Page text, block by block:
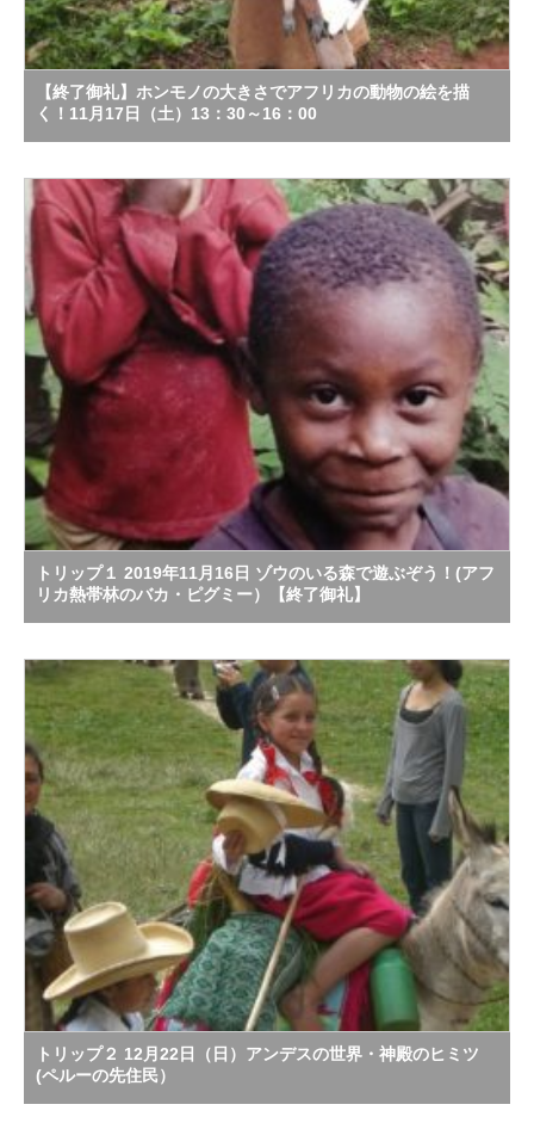
【終了御礼】ホンモノの大きさでアフリカの動物の絵を描
く！11月17日（土）13：30～16：00
トリップ１ 2019年11月16日 ゾウのいる森で遊ぶぞう！(アフ
リカ熱帯林のバカ・ピグミー）【終了御礼】
トリップ２ 12月22日（日）アンデスの世界・神殿のヒミツ
(ペルーの先住民）